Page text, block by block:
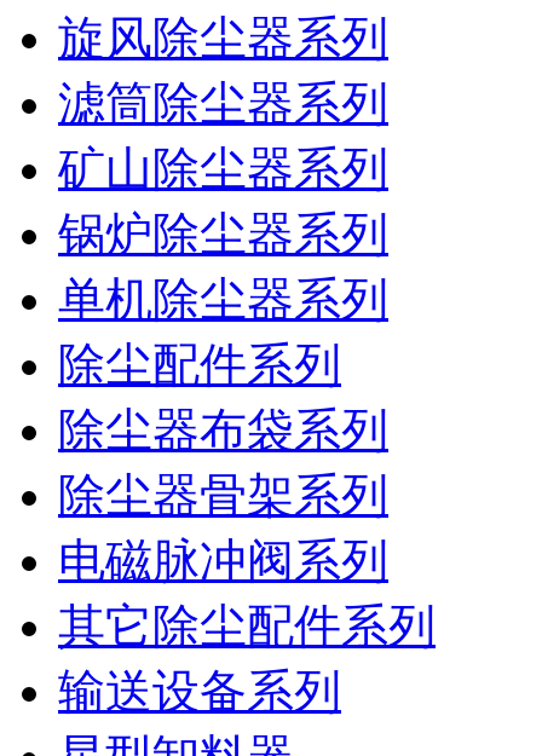
旋风除尘器系列
滤筒除尘器系列
矿山除尘器系列
锅炉除尘器系列
单机除尘器系列
除尘配件系列
除尘器布袋系列
除尘器骨架系列
电磁脉冲阀系列
其它除尘配件系列
输送设备系列